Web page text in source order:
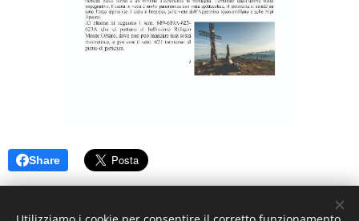
Share